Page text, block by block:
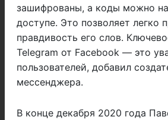
зашифрованы, а коды можно
доступе. Это позволяет легко
правдивость его слов.
Telegram от Facebook — это
пользователей, добавил
мессенджера.
В конце декабря 2020 года